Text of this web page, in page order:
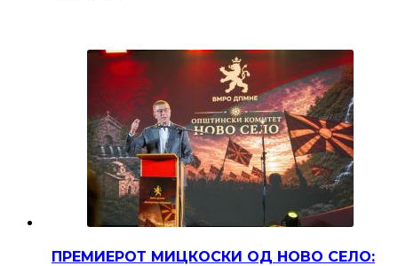
ПРЕМИЕРОТ МИЦКОСКИ ОД НОВО СЕЛО: